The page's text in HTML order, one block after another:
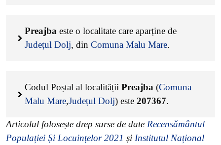
Preajba este o localitate care aparține de
Județul Dolj, din Comuna Malu Mare.
Codul Poștal al localității Preajba (Comuna
Malu Mare,Județul Dolj) este 207367.
Articolul folosește drep surse de date Recensământul
Populației Și Locuințelor 2021 și Institutul Național